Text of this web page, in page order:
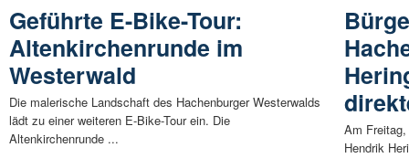
Geführte E-Bike-Tour:
Altenkirchenrunde im
Westerwald
Die malerische Landschaft des Hachenburger Westerwalds
lädt zu einer weiteren E-Bike-Tour ein. Die
Altenkirchenrunde ...
Am
Hendrik